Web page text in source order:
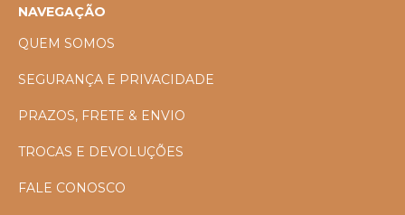
NAVEGAÇÃO
QUEM SOMOS
SEGURANÇA E PRIVACIDADE
PRAZOS, FRETE & ENVIO
TROCAS E DEVOLUÇÕES
FALE CONOSCO